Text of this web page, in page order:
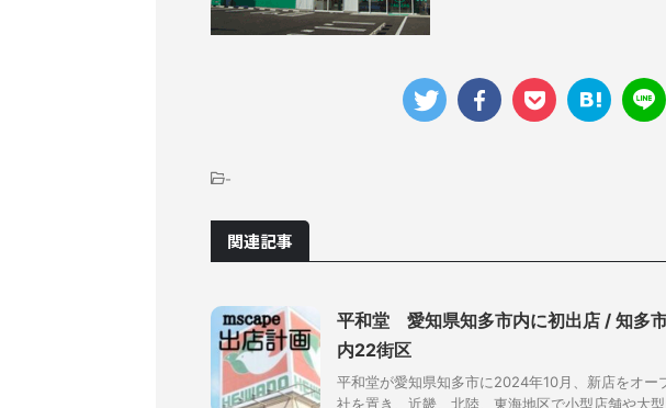
-
関連記事
平和堂 愛知県知多市内に初出店 / 知多
内22街区
平和堂が愛知県知多市に2024年10月、新店をオー
社を置き、近畿、北陸、東海地区で小型店舗や大